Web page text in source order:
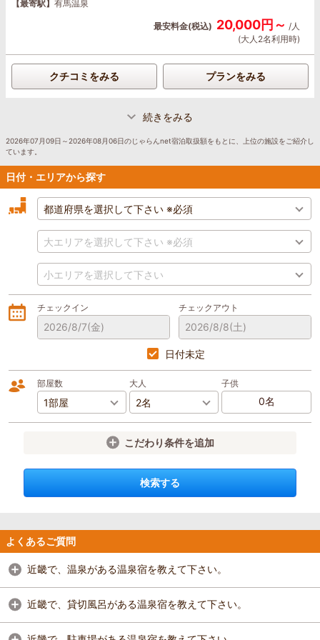
【最寄駅】 有馬温泉
最安料金(税込) 20,000円～ /人
(大人2名利用時)
クチコミをみる プランをみる
続きをみる
2026年07月09日～2026年08月06日のじゃらんnet宿泊取扱額をもとに、上位の施設をご紹介し
ています。
日付・エリアから探す
チェックイン
2026/8/7(金)
チェックアウト
2026/8/8(土)
日付未定
部屋数 大人 子供
こだわり条件を追加
検索する
よくあるご質問
近畿で、温泉がある温泉宿を教えて下さい。
近畿で、貸切風呂がある温泉宿を教えて下さい。